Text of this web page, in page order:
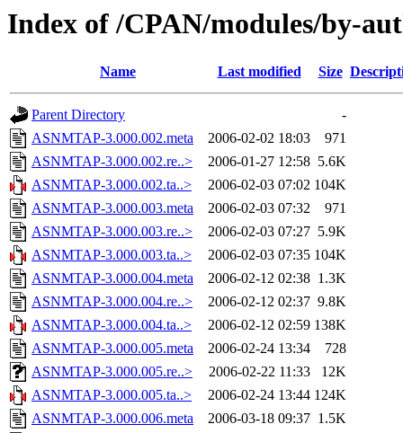
Index of /CPAN/modules/by-
Name Last modified Size
Parent Directory
-
ASNMTAP-3.000.002.meta
2006-02-02 18:03
971
ASNMTAP-3.000.002.re..>
2006-01-27 12:58 5.6K
ASNMTAP-3.000.002.ta..>
2006-02-03 07:02 104K
ASNMTAP-3.000.003.meta
2006-02-03 07:32
971
ASNMTAP-3.000.003.re..>
2006-02-03 07:27 5.9K
ASNMTAP-3.000.003.ta..>
2006-02-03 07:35 104K
ASNMTAP-3.000.004.meta
2006-02-12 02:38 1.3K
ASNMTAP-3.000.004.re..>
2006-02-12 02:37 9.8K
ASNMTAP-3.000.004.ta..>
2006-02-12 02:59 138K
ASNMTAP-3.000.005.meta
2006-02-24 13:34
728
ASNMTAP-3.000.005.re..>
2006-02-22 11:33
12K
ASNMTAP-3.000.005.ta..>
2006-02-24 13:44 124K
ASNMTAP-3.000.006.meta
2006-03-18 09:37 1.5K